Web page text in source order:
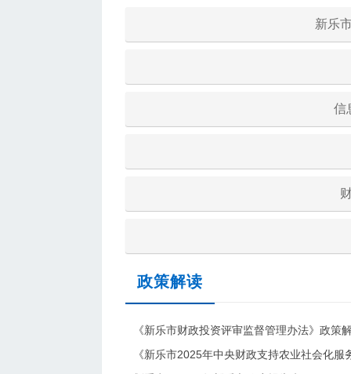
新乐
信
政策解读
《新乐市财政投资评审监督管理办法》政策
《新乐市2025年中央财政支持农业社会化